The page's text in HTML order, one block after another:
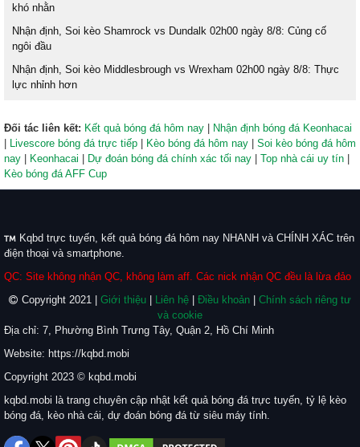
khó nhằn
Nhận định, Soi kèo Shamrock vs Dundalk 02h00 ngày 8/8: Củng cố
ngôi đầu
Nhận định, Soi kèo Middlesbrough vs Wrexham 02h00 ngày 8/8: Thực
lực nhỉnh hơn
Đối tác liên kết: Kết quả bóng đá hôm nay
Nhận định bóng đá Keonhacai
Livescore bóng đá trực tiếp Kèo bóng đá hôm nay
Soi kèo bóng đá hôm
nay
Keonhacai Dự đoán bóng đá chính xác tối nay Top nhà cái uy tín
Kèo bóng đá AFF Cup
Kqbd trực tuyến, kết quả bóng đá hôm nay NHANH và CHÍNH XÁC trên
điện thoại và smartphone.
QC: Site không nhận QC, không làm aff. Các nick nhận QC đều là lừa đảo
Copyright 2021 | Giới thiệu Liên hệ Điều khoản
Chính sách riêng tư
và cookie
Địa chỉ: 7, Phường Bình Trưng Tây, Quận 2, Hồ Chí Minh
Website: https://kqbd.mobi
Copyright 2023 © kqbd.mobi
kqbd.mobi là trang chuyên cập nhật kết quả bóng đá trực tuyến, tỷ lệ kèo
bóng đá, kèo nhà cái, dự đoán bóng đá từ siêu máy tính.